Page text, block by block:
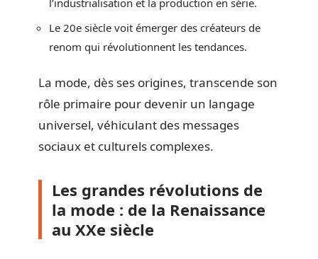
l’industrialisation et la production en série.
Le 20e siècle voit émerger des créateurs de
renom qui révolutionnent les tendances.
La mode, dès ses origines, transcende son
rôle primaire pour devenir un langage
universel, véhiculant des messages
sociaux et culturels complexes.
Les grandes révolutions de
la mode : de la Renaissance
au XXe siècle